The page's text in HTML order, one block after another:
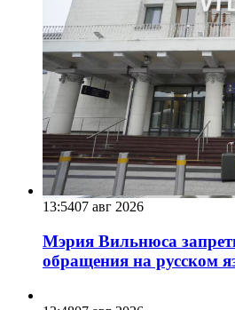
13:5407 авг 2026
Мэрия Вильнюса
обращения на русском